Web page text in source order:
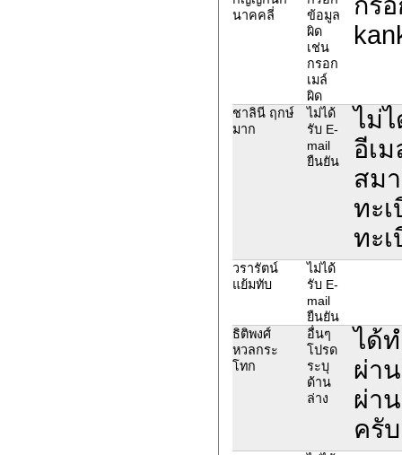
นาคคลี่
ข้อมูล
ผิด
เช่น
กรอก
เมล์
ผิด
ชาลินี ฤกษ์
มาก
ไม่ได้
รับ E-
mail
ยืนยัน
ไม่
อีเ
สม
ทะ
ทะ
วรารัตน์
แย้มทับ
ไม่ได้
รับ E-
mail
ยืนยัน
ธิติพงศ์
หวลกระ
โทก
อื่นๆ
โปรด
ระบุ
ด้าน
ล่าง
ได้
ผ่า
ผ่า
ครับ